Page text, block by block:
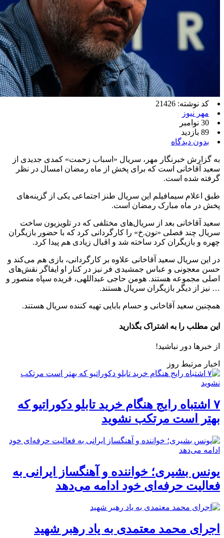
کد نوشته: 21426
مهر نیوز
30 نوامبر
89 بازدید
بدون دیدگاه
به گزارش خبرنگار مهر، سریال «اسباب زحمت» کمدی جدیدی از
سعید آقاخانی است که برای پخش از ماه رمضان امسال در نظر
گرفته شده است.
طبق اعلام سیمافیلم این سریال طنز اجتماعی یکی از گزینه‌های
پخش در ماه مبارک رمضان است.
سعید آقاخانی بعد از سریال‌های مختلفی که در تلویزیون ساخت
سریال چند فصلی «نون.خ» را کارگردانی کرد که با حضور بازیگران
چهره و بازیگران کرد ساخته شد و اقبال زیادی هم پیدا کرد.
در این سریال سعید آقاخانی علاوه بر کارگردانی، بازی هم می‌کند و
حسن معجونی و عباس جمشیدی فر نیز در کنار او ایفاگر نقش‌های
اصلی مجموعه هستند. هومن حاجی عبداللهی، فریده سپاه منصور و
… نیز از دیگر بازیگران سریال هستند.
همچنین سعید آقاخانی و حسام بابایی تهیه کننده سریال هستند.
این مطلب را به اشتراک بگذارید
از خبرها دور نباشید!
اخبار مرتبط روز
۷ اشتباه رایج هنگام خرید تابلو دکوراتیو که
بهتر است مرتکب نشوید
یونس بشیری؛ خواننده و آهنگساز ایرانی به
فعالیت حرفه‌ای خود ادامه می‌دهد
اجرای محمد معتمدی به یاد رهبر شهید